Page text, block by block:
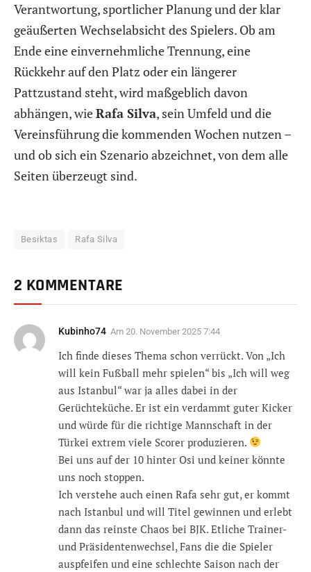
Verantwortung, sportlicher Planung und der klar
geäußerten Wechselabsicht des Spielers. Ob am
Ende eine einvernehmliche Trennung, eine
Rückkehr auf den Platz oder ein längerer
Pattzustand steht, wird maßgeblich davon
abhängen, wieRafa Silva, sein Umfeld und die
Vereinsführung die kommenden Wochen nutzen –
und ob sich ein Szenario abzeichnet, von dem alle
Seiten überzeugt sind.
Besiktas Rafa Silva
2 KOMMENTARE
Kubinho74 Am 20. November 2025 7:44
Ich finde dieses Thema schon verrückt. Von „Ich
will kein Fußball mehr spielen“ bis „Ich will weg
aus Istanbul“ war ja alles dabei in der
Gerüchteküche. Er ist ein verdammt guter Kicker
und würde für die richtige Mannschaft in der
Türkei extrem viele Scorer produzieren.
Bei uns auf der 10 hinter Osi und keiner könnte
uns noch stoppen.
Ich verstehe auch einen Rafa sehr gut, er kommt
nach Istanbul und will Titel gewinnen und erlebt
dann das reinste Chaos bei BJK. Etliche Trainer-
und Präsidentenwechsel, Fans die die Spieler
auspfeifen und eine schlechte Saison nach der